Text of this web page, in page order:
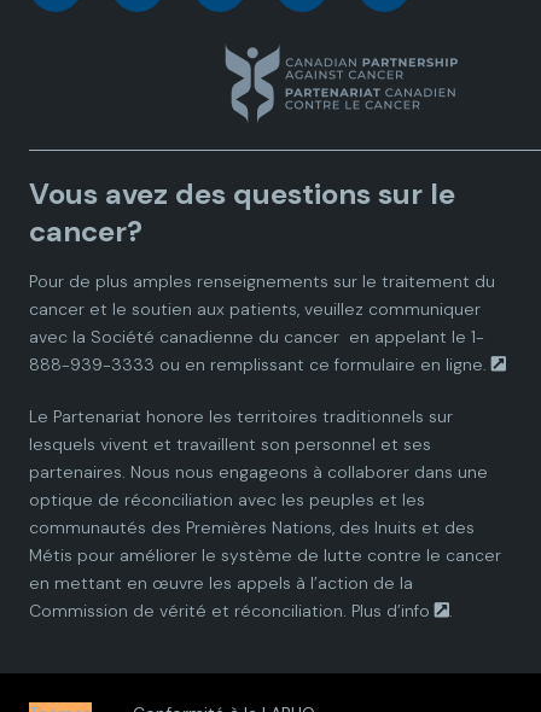
a
d
a
n
P
a
r
t
a
d
a
n
P
a
r
t
n
a
d
a
n
P
a
r
t
n
a
d
a
n
P
a
r
t
n
a
d
a
n
P
a
r
t
Vous avez des questions sur le
cancer?
Pour de plus amples renseignements sur le traitement du
cancer et le soutien aux patients, veuillez communiquer
avec la Société canadienne du cancer en appelant le 1-
888-939-3333 ou en remplissant ce formulaire en ligne.
Le Partenariat honore les territoires traditionnels sur
lesquels vivent et travaillent son personnel et ses
partenaires. Nous nous engageons à collaborer dans une
optique de réconciliation avec les peuples et les
communautés des Premières Nations, des Inuits et des
Métis pour améliorer le système de lutte contre le cancer
en mettant en œuvre les appels à l’action de la
Commission de vérité et réconciliation. Plus d’info .